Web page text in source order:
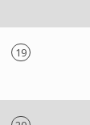
19